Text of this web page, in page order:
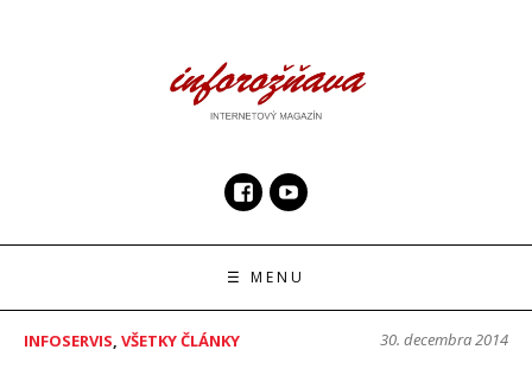
☰ MENU
INFOSERVIS, VŠETKY ČLÁNKY 30. decembra 2014